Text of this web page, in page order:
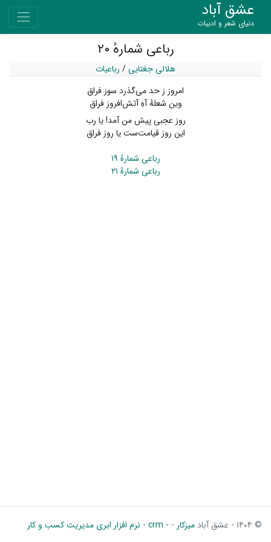
عشق آباد
دنیای شعر و ادبیات
رباعی شمارهٔ ۲۰
هلالی جغتایی/ رباعیات
امروز ز حد می‌گذرد سوز فراق
وین شعلهٔ آهِ آتش‌افروز فراق
روز عجبی پیش من آمد! یا رب
این روز قیامت‌ست یا روز فراق
رباعی شمارهٔ ۱۹
رباعی شمارهٔ ۲۱
© ۱۴۰۴ - عشق آباد میزکار - - crm - نرم افزار ابری مدیریت کسب و کار